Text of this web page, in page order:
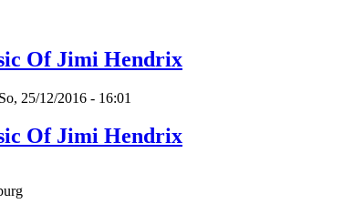
Of Jimi Hendrix
25/12/2016 - 16:01
Of Jimi Hendrix